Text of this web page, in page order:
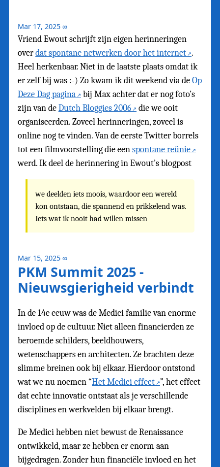
Mar 17, 2025 ∞
Vriend Ewout schrijft zijn eigen herinneringen
overdat spontane netwerken door het internet .
Heel herkenbaar. Niet in de laatste plaats omdat ik
er zelf bij was :-) Zo kwam ik dit weekend via deOp
Deze Dag pagina
bij Max achter dat er nog foto’s
zijn van deDutch Bloggies 2006
die we ooit
organiseerden. Zoveel herinneringen, zoveel is
online nog te vinden. Van de eerste Twitter borrels
tot een filmvoorstelling die eenspontane reünie
werd. Ik deel de herinnering in Ewout’s blogpost
we deelden iets moois, waardoor een wereld
kon ontstaan, die spannend en prikkelend was.
Iets wat ik nooit had willen missen
Mar 15, 2025 ∞
PKM Summit 2025 -
Nieuwsgierigheid verbindt
In de 14e eeuw was de Medici familie van enorme
invloed op de cultuur. Niet alleen financierden ze
beroemde schilders, beeldhouwers,
wetenschappers en architecten. Ze brachten deze
slimme breinen ook bij elkaar. Hierdoor ontstond
wat we nu noemen “Het Medici effect ”, het effect
dat echte innovatie ontstaat als je verschillende
disciplines en werkvelden bij elkaar brengt.
De Medici hebben niet bewust de Renaissance
ontwikkeld, maar ze hebben er enorm aan
bijgedragen. Zonder hun financiële invloed en het